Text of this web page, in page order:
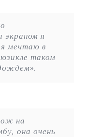
экраном я
мечтаю в
таком
на
она очень